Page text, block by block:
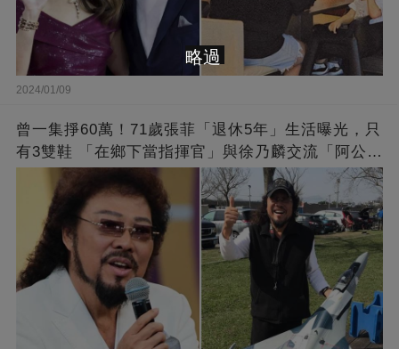
2024/01/09
曾一集掙60萬！71歲張菲「退休5年」生活曝光，只
有3雙鞋 「在鄉下當指揮官」與徐乃麟交流「阿公
略過